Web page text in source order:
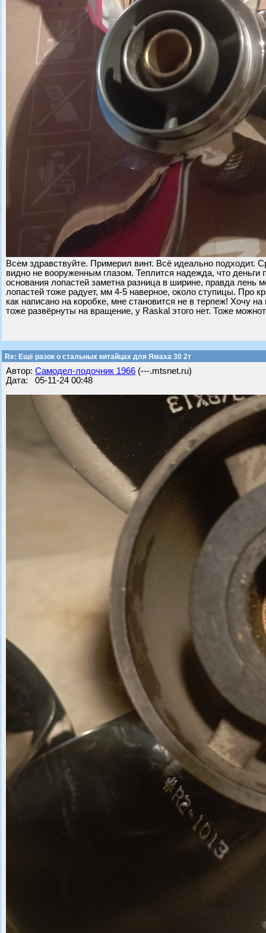
Всем здравствуйте. Примерил винт. Всё идеально подходит.
видно не вооруженным глазом. Теплится надежда, что
основания лопастей заметна разница в ширине, правда
лопастей тоже радует, мм 4-5 наверное, около ступицы. Про
как написано на коробке, мне становится не в терпеж! Хочу
тоже развёрнуты на вращение, у Raskal этого нет. Тоже
Re: Ещё разок о стальных китайцах для Ямаха 30 2т
Автор: Самодел-лодочник 1966 (---.mtsnet.ru)
Дата: 05-11-24 00:48